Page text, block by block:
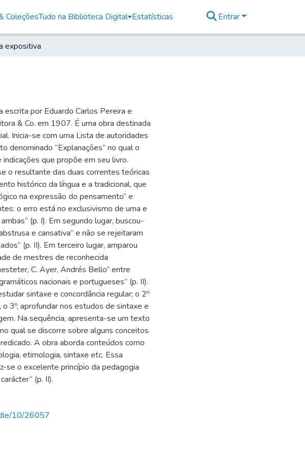
ColeçõesTudo na Biblioteca Digital Estatísticas Entrar
expositiva
escrita por Eduardo Carlos Pereira e
& Co. em 1907. É uma obra destinada
Inicia-se com uma Lista de autoridades
denominado “Explanações” no qual o
que propõe em seu livro.
o resultante das duas correntes teóricas
histórico da língua e a tradicional, que
na expressão do pensamento” e
o erro está no exclusivismo de uma e
(p. I). Em segundo lugar, buscou-
e cansativa” e não se rejeitaram
(p. II). Em terceiro lugar, amparou
de mestres de reconhecida
C. Ayer, Andrés Bello” entre
nacionais e portugueses” (p. II).
sintaxe e concordância regular; o 2º
3º, aprofundar nos estudos de sintaxe e
Na sequência, apresenta-se um texto
qual se discorre sobre alguns conceitos
A obra aborda conteúdos como
etimologia, sintaxe etc. Essa
se o excelente princípio da pedagogia
(p. II).
10/26057